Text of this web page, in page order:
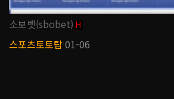
소보벳(sbobet) H
스포츠토토탑01-06